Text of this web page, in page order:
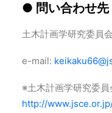
● 問い合わせ先
土木計画学研究委員
e-mail:
※土木計画学研究委員
http://